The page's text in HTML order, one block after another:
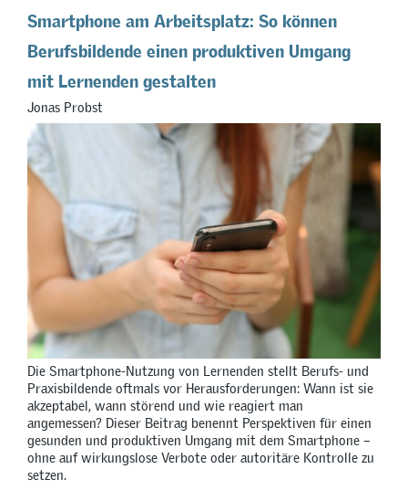
Smartphone am Arbeitsplatz: So können
Berufsbildende einen produktiven Umgang
mit Lernenden gestalten
Jonas Probst
Die Smartphone-Nutzung von Lernenden stellt Berufs- und
Praxisbildende oftmals vor Herausforderungen: Wann ist sie
akzeptabel, wann störend und wie reagiert man
angemessen? Dieser Beitrag benennt Perspektiven für einen
gesunden und produktiven Umgang mit dem Smartphone –
ohne auf wirkungslose Verbote oder autoritäre Kontrolle zu
setzen.